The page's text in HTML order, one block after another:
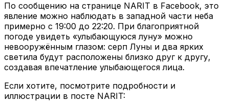
По сообщению на странице NARIT в Facebook, это
явление можно наблюдать в западной части неба
примерно с 19:00 до 22:20. При благоприятной
погоде увидеть «улыбающуюся луну» можно
невооружённым глазом: серп Луны и два ярких
светила будут расположены близко друг к другу,
создавая впечатление улыбающегося лица.
Если хотите, посмотрите подробности и
иллюстрации в посте NARIT: